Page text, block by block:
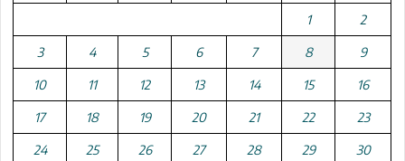
1 2
3 4 5 6 7 8 9
10 11 12 13 14 15 16
17 18 19 20 21 22 23
24 25 26 27 28 29 30